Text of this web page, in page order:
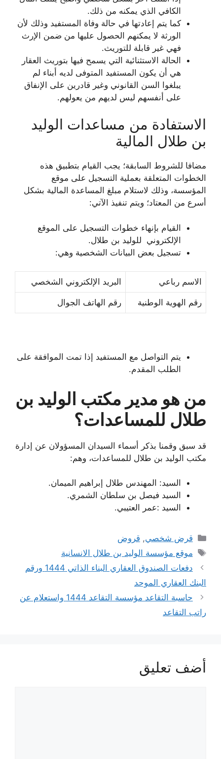
الكافي الذي يمكنه من ذلك.
كما يتم إعادتها في حالة وفاة المستفيد وذلك لأن
الورثة لا يمكنهم الحصول عليها من ضمن الإرث
فهي غير قابلة للتوريث.
الحالة الاستثنائية التي يسمح فيها بتوريث العقار
هي أن يكون المستفيد المتوفى لديه أبناء لم
يبلغوا السن القانوني وغير قادرين على الإنفاق
على أنفسهم ليس لديهم من يعولهم.
الاستفادة من مساعدات الوليد
بن طلال المالية
مضافا للشروط السابقة؛ يجب القيام بتطبيق هذه
الخطوات المتعلقة بعملية التسجيل على موقع
المؤسسة، وذلك لاستلام مبلغ المساعدة المالية بشكل
أسرع من المعتاد؛ ويتم تنفيذ الآتي:
القيام بإنهاء خطوات التسجيل على الموقع
الإلكتروني للوليد بن طلال.
تسجيل بعض البيانات الشخصية وهي:
الاسم رباعي البريد الإلكتروني الشخصي
رقم الهوية الوطنية رقم الهاتف الجوال
يتم التواصل مع المستفيد إذا تمت الموافقة على
الطلب المقدم.
من هو مدير مكتب الوليد بن
طلال للمساعدات؟
قد سبق وقمنا بذكر أسماء السيدان المسؤولان عن إدارة
مكتب الوليد بن طلال للمساعدات، وهم:
السيد: المهندس طلال إبراهيم الميمان.
السيد فيصل بن سلطان الشمري.
السيد :عمر العتيبي.
التصنيفات
قرض شخصي, قروض
الوسوم
موقع مؤسسة الوليد بن طلال الانسانية
دفعات الصندوق العقاري البناء الذاتي 1444 ورقم
البنك العقاري الموحد
حاسبة التقاعد مؤسسة التقاعد 1444 واستعلام عن
راتب التقاعد
أضف تعليق